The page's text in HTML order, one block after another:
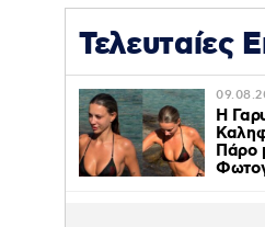
Τελευταίες
Η
Πάρο